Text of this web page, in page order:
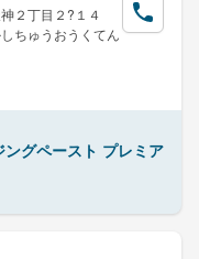
２丁目２?１４
ちゅうおうくてん
グペースト プレミア